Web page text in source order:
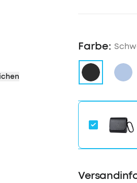
Wasserdicht
6 Mikrofone
Hinweis:
Kopfhörer
Farbe: